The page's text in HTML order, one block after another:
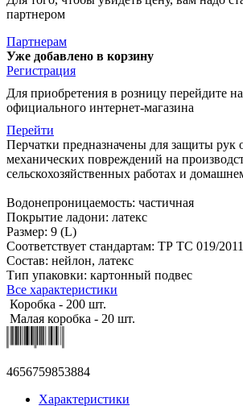
партнером
Партнерам
Уже добавлено в корзину
Регистрация
Для приобретения в розницу перейдите
официального интернет-магазина
Перейти
Перчатки предназначены для защиты рук
механических повреждений на
сельскохозяйственных работах и
Водонепроницаемость: частичная
Покрытие ладони: латекс
Размер: 9 (L)
Соответствует стандартам: ТР ТС 019/2011
Состав: нейлон, латекс
Тип упаковки: картонный подвес
Все характеристики
Коробка - 200 шт.
Малая коробка - 20 шт.
4656759853884
Характеристики